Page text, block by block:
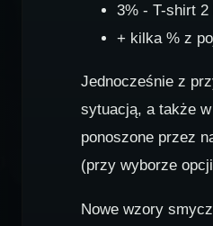
3% - T-shirt
+ kilka % z
Jednocześnie z
sytuacją, a także
ponoszone przez
(przy wyborze
Nowe wzory